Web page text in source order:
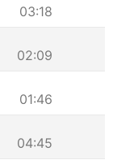
03:18
02:09
01:46
04:45